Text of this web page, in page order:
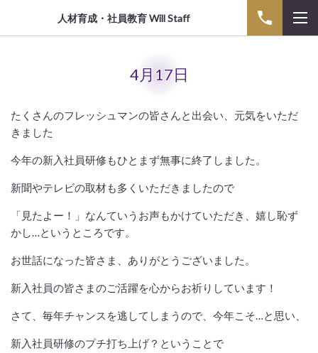
人材育成・社員教育 Will Staff
4月17日
たくさんのフレッシュマンの皆さんと出会い、元気をいただ
きました
今年の新入社員研修もひとまず無事に終了しました。
新聞やテレビの取材も多くいただきましたので
「見たよー！」なんていうお声もかけていただき、嬉し恥ず
かし…というところです。
お世話になった皆さま、ありがとうございました。
新入社員の皆さまのご活躍を心からお祈りしています！
さて、毎年チャンスを逃してしまうので、今年こそ…と思い、
新入社員研修のプチ打ち上げ？ということで